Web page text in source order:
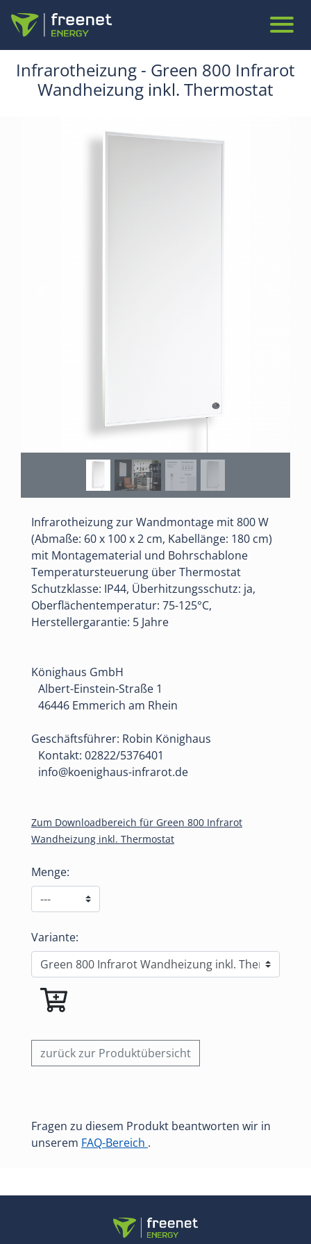
Infrarotheizung - Green 800 Infrarot
Wandheizung inkl. Thermostat
Infrarotheizung zur Wandmontage mit 800 W
(Abmaße: 60 x 100 x 2 cm, Kabellänge: 180 cm)
mit Montagematerial und Bohrschablone
Temperatursteuerung über Thermostat
Schutzklasse: IP44, Überhitzungsschutz: ja,
Oberflächentemperatur: 75-125°C,
Herstellergarantie: 5 Jahre
Könighaus GmbH
Albert-Einstein-Straße 1
46446 Emmerich am Rhein
Geschäftsführer: Robin Könighaus
Kontakt: 02822/5376401
info@koenighaus-infrarot.de
Zum Downloadbereich für Green 800 Infrarot
Wandheizung inkl. Thermostat
Menge:
Variante:
zurück zur Produktübersicht
Fragen zu diesem Produkt beantworten wir in
unserem FAQ-Bereich .